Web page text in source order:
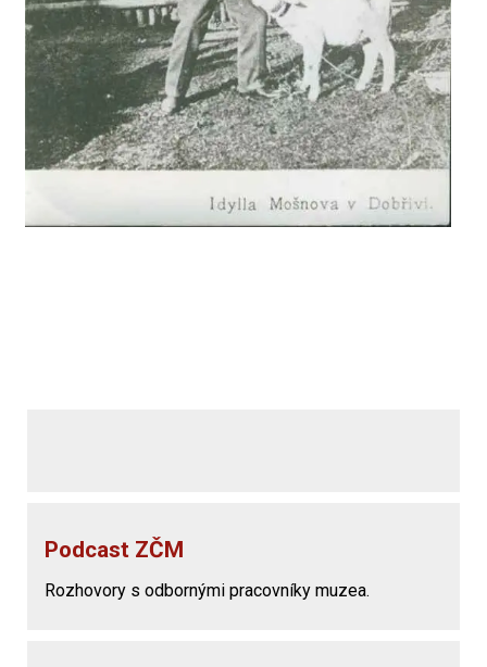
Podcast ZČM
Rozhovory s odbornými pracovníky muzea.